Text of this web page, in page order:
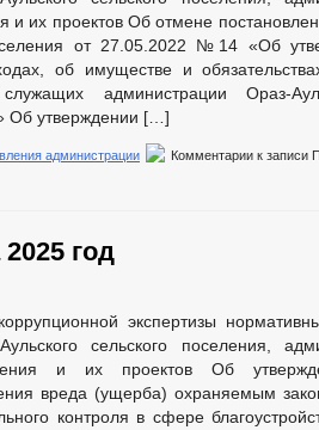
и их проектов Об отмене
от 27.05.2022 №14 «Об
об имуществе и
администрации Ораз-
Об утверждении […]
администрации Комментарии к записи
год
экспертизы
сельского поселения,
и их проектов Об
вреда (ущерба) охраняемым
контроля в сфере